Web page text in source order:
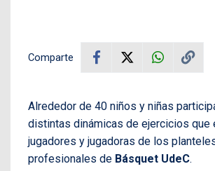
Comparte
Alrededor de 40 niños y niñas
distintas dinámicas de ejercicios que
jugadores y jugadoras de los
profesionales de Básquet UdeC.